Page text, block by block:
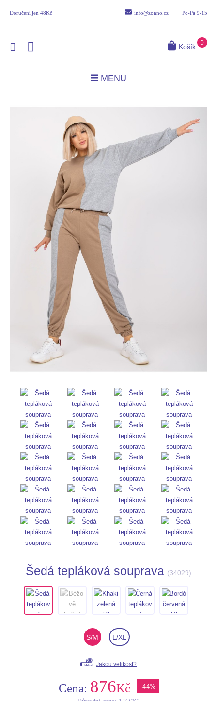
Doručení jen 48Kč info@zonno.cz Po-Pá 9-15
Košík 0
MENU
Šedá tepláková souprava (34029)
S/M L/XL
Jakou velikost?
Cena: 876Kč
-44%